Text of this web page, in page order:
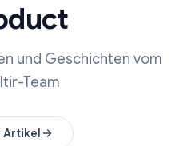
und Geschichten vom
Team
Artikel